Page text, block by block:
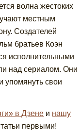
волна жестоких
местным
Создателей
братьев Коэн
исполнительными
над сериалом. Они
упомянуть свои
в Дзене и нашу
первыми!